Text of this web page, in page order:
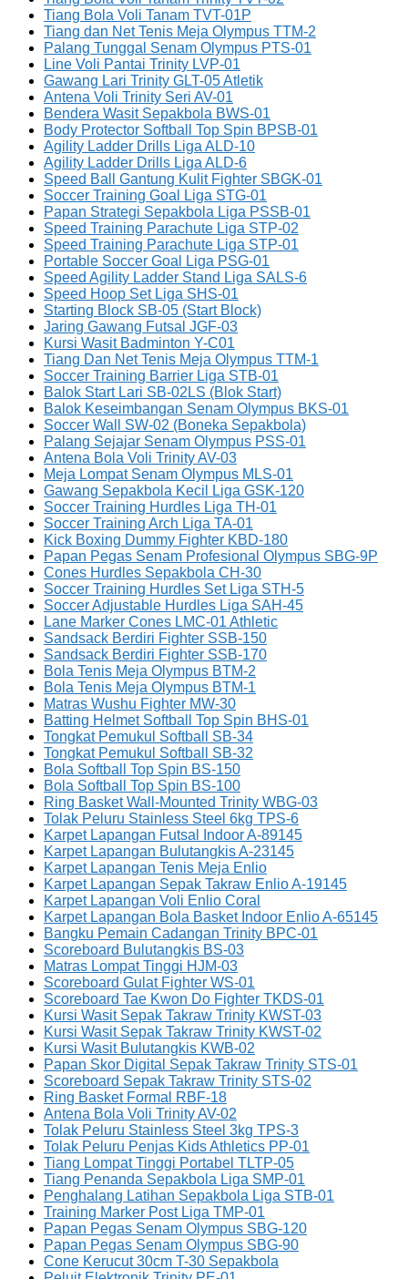
Tiang Bola Voli Tanam TVT-01P
Tiang dan Net Tenis Meja Olympus TTM-2
Palang Tunggal Senam Olympus PTS-01
Line Voli Pantai Trinity LVP-01
Gawang Lari Trinity GLT-05 Atletik
Antena Voli Trinity Seri AV-01
Bendera Wasit Sepakbola BWS-01
Body Protector Softball Top Spin BPSB-01
Agility Ladder Drills Liga ALD-10
Agility Ladder Drills Liga ALD-6
Speed Ball Gantung Kulit Fighter SBGK-01
Soccer Training Goal Liga STG-01
Papan Strategi Sepakbola Liga PSSB-01
Speed Training Parachute Liga STP-02
Speed Training Parachute Liga STP-01
Portable Soccer Goal Liga PSG-01
Speed Agility Ladder Stand Liga SALS-6
Speed Hoop Set Liga SHS-01
Starting Block SB-05 (Start Block)
Jaring Gawang Futsal JGF-03
Kursi Wasit Badminton Y-C01
Tiang Dan Net Tenis Meja Olympus TTM-1
Soccer Training Barrier Liga STB-01
Balok Start Lari SB-02LS (Blok Start)
Balok Keseimbangan Senam Olympus BKS-01
Soccer Wall SW-02 (Boneka Sepakbola)
Palang Sejajar Senam Olympus PSS-01
Antena Bola Voli Trinity AV-03
Meja Lompat Senam Olympus MLS-01
Gawang Sepakbola Kecil Liga GSK-120
Soccer Training Hurdles Liga TH-01
Soccer Training Arch Liga TA-01
Kick Boxing Dummy Fighter KBD-180
Papan Pegas Senam Profesional Olympus SBG-9P
Cones Hurdles Sepakbola CH-30
Soccer Training Hurdles Set Liga STH-5
Soccer Adjustable Hurdles Liga SAH-45
Lane Marker Cones LMC-01 Athletic
Sandsack Berdiri Fighter SSB-150
Sandsack Berdiri Fighter SSB-170
Bola Tenis Meja Olympus BTM-2
Bola Tenis Meja Olympus BTM-1
Matras Wushu Fighter MW-30
Batting Helmet Softball Top Spin BHS-01
Tongkat Pemukul Softball SB-34
Tongkat Pemukul Softball SB-32
Bola Softball Top Spin BS-150
Bola Softball Top Spin BS-100
Ring Basket Wall-Mounted Trinity WBG-03
Tolak Peluru Stainless Steel 6kg TPS-6
Karpet Lapangan Futsal Indoor A-89145
Karpet Lapangan Bulutangkis A-23145
Karpet Lapangan Tenis Meja Enlio
Karpet Lapangan Sepak Takraw Enlio A-19145
Karpet Lapangan Voli Enlio Coral
Karpet Lapangan Bola Basket Indoor Enlio A-65145
Bangku Pemain Cadangan Trinity BPC-01
Scoreboard Bulutangkis BS-03
Matras Lompat Tinggi HJM-03
Scoreboard Gulat Fighter WS-01
Scoreboard Tae Kwon Do Fighter TKDS-01
Kursi Wasit Sepak Takraw Trinity KWST-03
Kursi Wasit Sepak Takraw Trinity KWST-02
Kursi Wasit Bulutangkis KWB-02
Papan Skor Digital Sepak Takraw Trinity STS-01
Scoreboard Sepak Takraw Trinity STS-02
Ring Basket Formal RBF-18
Antena Bola Voli Trinity AV-02
Tolak Peluru Stainless Steel 3kg TPS-3
Tolak Peluru Penjas Kids Athletics PP-01
Tiang Lompat Tinggi Portabel TLTP-05
Tiang Penanda Sepakbola Liga SMP-01
Penghalang Latihan Sepakbola Liga STB-01
Training Marker Post Liga TMP-01
Papan Pegas Senam Olympus SBG-120
Papan Pegas Senam Olympus SBG-90
Cone Kerucut 30cm T-30 Sepakbola